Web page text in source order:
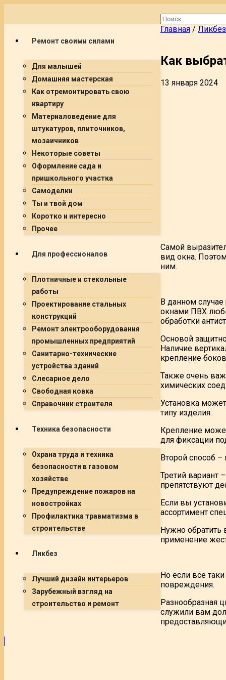
Ремонт своими силами
Для малышей
Домашняя мастерская
Как отремонтировать свою
квартиру
Материаловедение для
штукатуров, плиточников,
мозаичников
Некоторые советы
Оформление сада и
пришкольного участка
Самоделки
Ты и твой дом
Коротко и интересно
Прочее
Для профессионалов
Плотничные и стекольные
работы
Проектирование стальных
конструкций
Ремонт электрооборудования
промышленных предприятий
Санитарно-технические
устройства зданий
Слесарное дело
Свободная ковка
Справочник строителя
Техника безопасности
Охрана труда и техника
безопасности в газовом
хозяйстве
Предупреждение пожаров на
новостройках
Профилактика травматизма в
строительстве
Ликбез
Лучший дизайн интерьеров
Зарубежный взгляд на
строительство и ремонт
Главная / Ликбез
Как
13 января 2024
Самой
вид окна.
ним.
В данном
окнами ПВХ
обработки
Основой
Наличие
крепление
Также очень
химических
Установка
типу изделия.
Крепление
для фиксации
Второй способ
Третий вариант
препятствуют
Если вы
ассортимент
Нужно обратить
применение
Но если все
повреждения.
Разнообразная
служили вам